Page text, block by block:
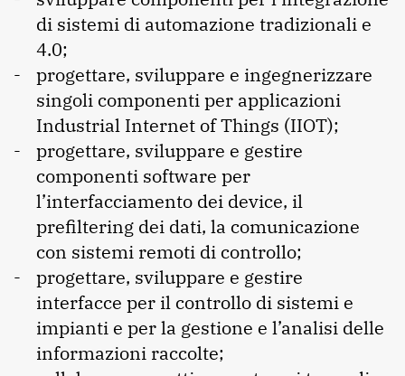
di sistemi di automazione tradizionali e
4.0;
progettare, sviluppare e ingegnerizzare
singoli componenti per applicazioni
Industrial Internet of Things (IIOT);
progettare, sviluppare e gestire
componenti software per
l’interfacciamento dei device, il
prefiltering dei dati, la comunicazione
con sistemi remoti di controllo;
progettare, sviluppare e gestire
interfacce per il controllo di sistemi e
impianti e per la gestione e l’analisi delle
informazioni raccolte;